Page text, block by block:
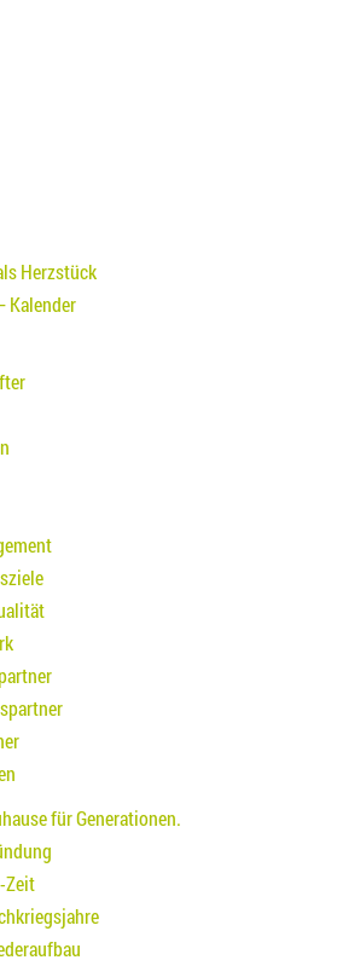
Herzstück
Kalender
für Generationen.
Zeit